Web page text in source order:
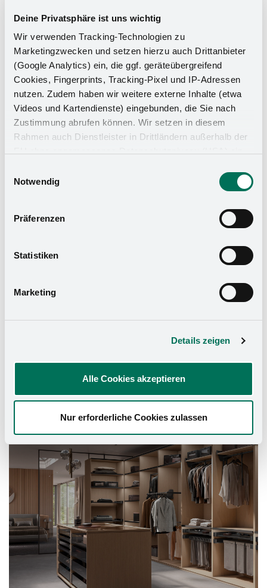
Deine Privatsphäre ist uns wichtig
Wir verwenden Tracking-Technologien zu
Marketingzwecken und setzen hierzu auch Drittanbieter
(Google Analytics) ein, die ggf. geräteübergreifend
Cookies, Fingerprints, Tracking-Pixel und IP-Adressen
nutzen. Zudem haben wir weitere externe Inhalte (etwa
Videos und Kartendienste) eingebunden, die Sie nach
Zustimmung abrufen können. Wir setzen in diesem
Rahmen auch Dienstleister in Drittländern außerhalb der
zu Sicherheits- und Überwachungszwecken zugreifen,
Rechtsmittel einlegen können. Mit Ihrer Einstellung
willigen Sie in die oben beschriebenen Vorgänge ein. Sie
widerrufen. Mehr Informationen finden Sie in unserer
Impressum.
Notwendig
Präferenzen
Statistiken
Marketing
Details zeigen
Alle Cookies akzeptieren
Nur erforderliche Cookies zulassen
Schrank-Ausstattung